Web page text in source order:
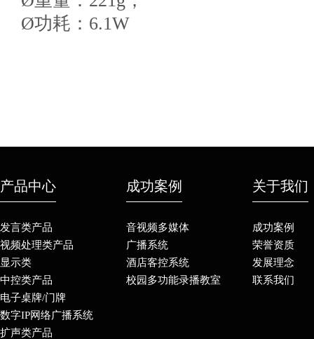
Ø功耗：6.1W
产品中心
发言类产品
视频处理类产品
显示类
中控类产品
电子桌牌/门牌
数字IP网络广播系统
扩声类产品
成功案例
音视频多媒体
广播系统
酒店客控系统
校园多功能录播教室
关于我们
成功案例
荣誉资质
发展理念
联系我们